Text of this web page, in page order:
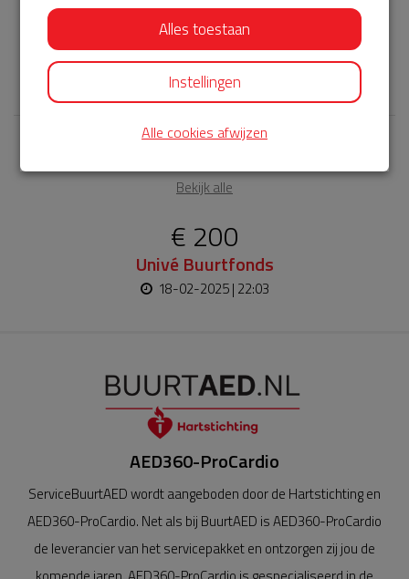
blijft. Help je mee? Doneer voor ons servicepakket!
van Ravesteyn-erf 590 Dordrecht
𝕏
Bekijk alle
€ 200
Univé Buurtfonds
18-02-2025 | 22:03
AED360-ProCardio
ServiceBuurtAED wordt aangeboden door de Hartstichting en
AED360-ProCardio. Net als bij BuurtAED is AED360-ProCardio
de leverancier van het servicepakket en ontzorgen zij jou de
Alles toestaan
Instellingen
Alle cookies afwijzen